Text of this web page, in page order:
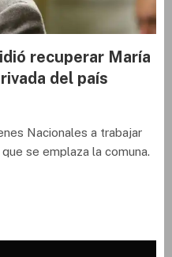
recuperar María
del país
Nacionales a trabajar
se emplaza la comuna.